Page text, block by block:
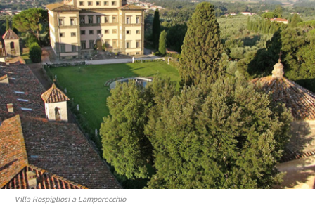
Villa Rospigliosi a Lamporecchio